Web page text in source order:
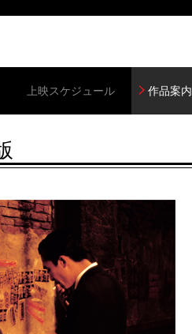
上映スケジュール 作品案内